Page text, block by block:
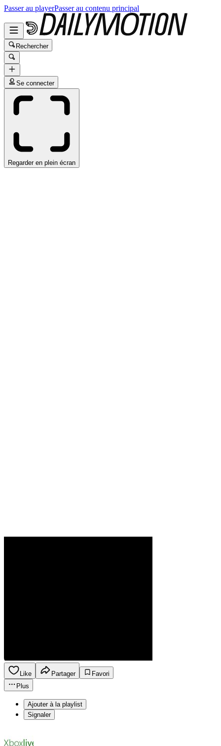
Passer au playerPasser au contenu principal
Rechercher
Se connecter
Regarder en plein écran
Like Partager
Favori
Plus
Ajouter à la playlist
Signaler